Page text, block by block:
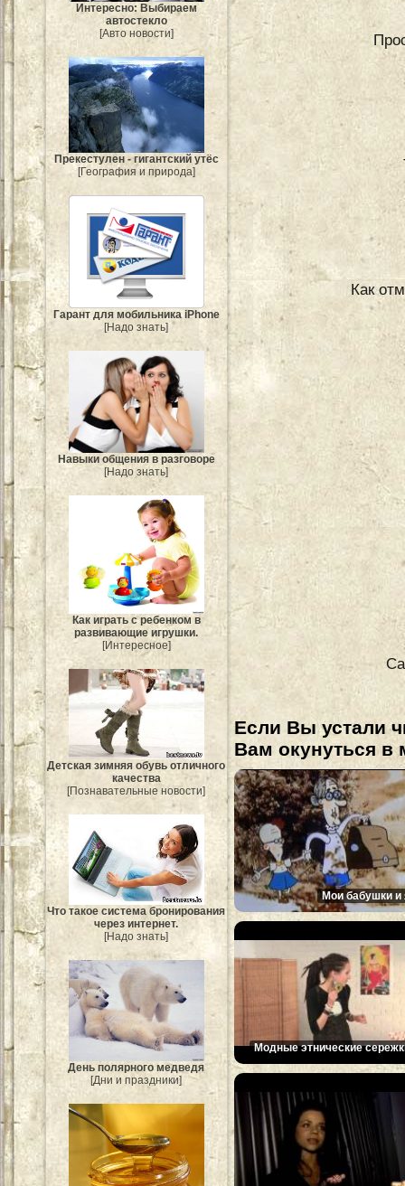
Интересно: Выбираем
автостекло
[Авто новости]
Прекестулен - гигантский утёс
[География и природа]
Гарант для мобильника iPhone
[Надо знать]
Навыки общения в разговоре
[Надо знать]
Как играть с ребенком в
развивающие игрушки.
[Интересное]
Детская зимняя обувь отличного
качества
[Познавательные новости]
Что такое система бронирования
через интернет.
[Надо знать]
День полярного медведя
[Дни и праздники]
Как
Если Вы устали
Вам окунуться в
Мои бабушки и
Модные этнические